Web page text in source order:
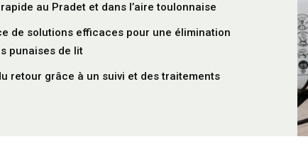
au Pradet et dans l’aire toulonnaise
de solutions efficaces pour une élimination
punaises de lit
retour grâce à un suivi et des traitements